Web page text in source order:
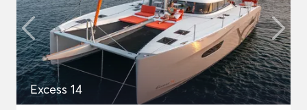
Excess 14